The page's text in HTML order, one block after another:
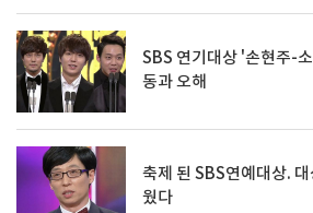
SBS 연기대상 '손현주-
동과 오해
축제 된 SBS연예대상.
웠다